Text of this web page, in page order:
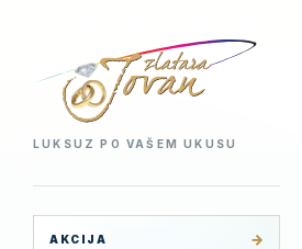
LUKSUZ PO VAŠEM UKUSU
AKCIJA